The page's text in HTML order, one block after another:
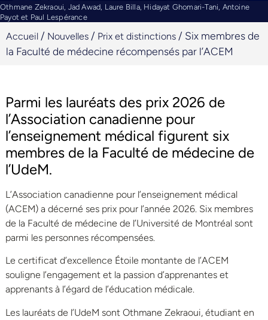
Othmane Zekraoui, Jad Awad, Laure Billa, Hidayat Ghomari-Tani, Antoine
Payot et Paul Lespérance
Accueil / Nouvelles / Prix et distinctions / Six membres de
la Faculté de médecine récompensés par l’ACEM
Parmi les lauréats des prix 2026 de
l’Association canadienne pour
l’enseignement médical figurent six
membres de la Faculté de médecine de
l’UdeM.
L’Association canadienne pour l’enseignement médical
(ACEM) a décerné ses prix pour l’année 2026. Six membres
de la Faculté de médecine de l’Université de Montréal sont
parmi les personnes récompensées.
Le certificat d’excellence Étoile montante de l’ACEM
souligne l’engagement et la passion d’apprenantes et
apprenants à l’égard de l’éducation médicale.
Les lauréats de l’UdeM sont Othmane Zekraoui, étudiant en